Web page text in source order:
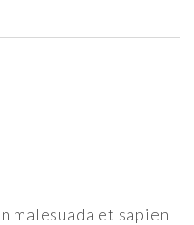
malesuada et sapien